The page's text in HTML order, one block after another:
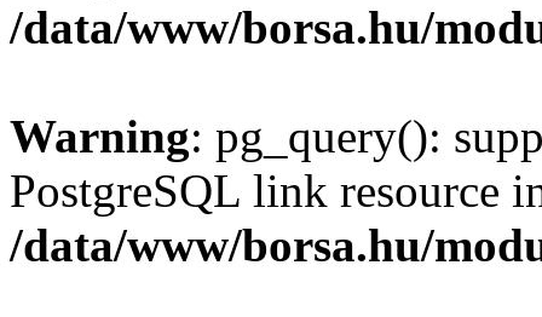
/data/www/borsa.hu/
Warning: pg_query():
PostgreSQL link resource
/data/www/borsa.hu/